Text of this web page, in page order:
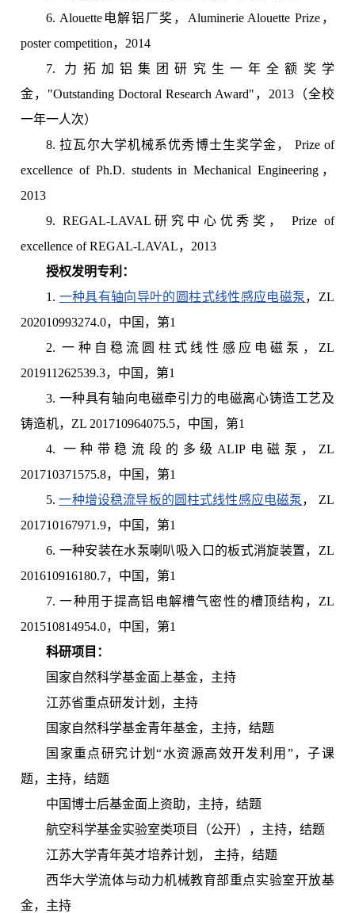
6. Alouette电解铝厂奖，Aluminerie Alouette Prize，
poster competition，2014
7. 力拓加铝集团研究生一年全额奖学
金，"Outstanding Doctoral Research Award"，2013（全校
一年一人次）
8. 拉瓦尔大学机械系优秀博士生奖学金， Prize of
excellence of Ph.D. students in Mechanical Engineering，
2013
9. REGAL-LAVAL研究中心优秀奖， Prize of
excellence of REGAL-LAVAL，2013
授权发明专利：
1. 一种具有轴向导叶的圆柱式线性感应电磁泵 ，ZL
202010993274.0，中国，第1
2. 一种自稳流圆柱式线性感应电磁泵，ZL
201911262539.3，中国，第1
3. 一种具有轴向电磁牵引力的电磁离心铸造工艺及
铸造机，ZL 201710964075.5，中国，第1
4. 一种带稳流段的多级ALIP电磁泵，ZL
201710371575.8，中国，第1
5.一种增设稳流导板的圆柱式线性感应电磁泵 ， ZL
201710167971.9，中国，第1
6. 一种安装在水泵喇叭吸入口的板式消旋装置，ZL
201610916180.7，中国，第1
7. 一种用于提高铝电解槽气密性的槽顶结构，ZL
201510814954.0，中国，第1
科研项目：
国家自然科学基金面上基金，主持
江苏省重点研发计划，主持
国家自然科学基金青年基金，主持，结题
国家重点研究计划“水资源高效开发利用”，子课
题，主持，结题
中国博士后基金面上资助，主持，结题
航空科学基金实验室类项目（公开），主持，结题
江苏大学青年英才培养计划， 主持，结题
西华大学流体与动力机械教育部重点实验室开放基
金，主持